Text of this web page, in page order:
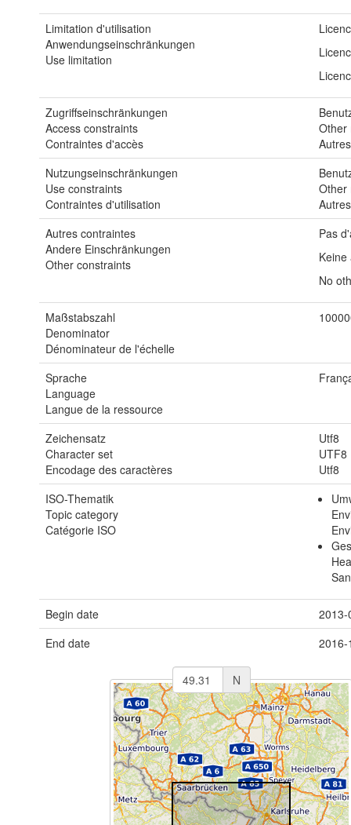
Limitation d'utilisation
Anwendungseinschränkungen
Use limitation
Zugriffseinschränkungen
Access constraints
Contraintes d'accès
Other
Nutzungseinschränkungen
Use constraints
Contraintes d'utilisation
Other
Autres contraintes
Andere Einschränkungen
Other constraints
Pas
No
Maßstabszahl
Denominator
Dénominateur de l'échelle
Sprache
Language
Langue de la ressource
Zeichensatz
Character set
Encodage des caractères
Utf8
UTF8
Utf8
ISO-Thematik
Topic category
Catégorie ISO
Begin date
2013-
End date
2016-
N